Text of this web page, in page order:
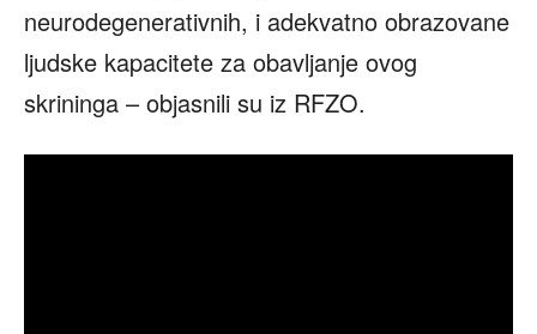
neurodegenerativnih, i adekvatno obrazovane
ljudske kapacitete za obavljanje ovog
skrininga – objasnili su iz RFZO.